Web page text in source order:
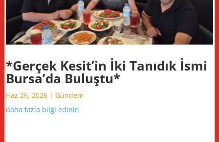
*Gerçek Kesit’in İki Tanıdık İsmi
Bursa’da Buluştu*
Haz 26, 2026 | Gündem
daha fazla bilgi edinin